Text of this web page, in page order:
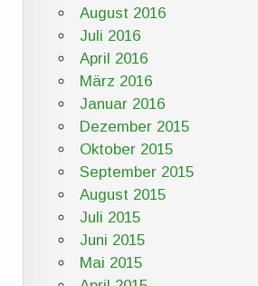
August 2016
Juli 2016
April 2016
März 2016
Januar 2016
Dezember 2015
Oktober 2015
September 2015
August 2015
Juli 2015
Juni 2015
Mai 2015